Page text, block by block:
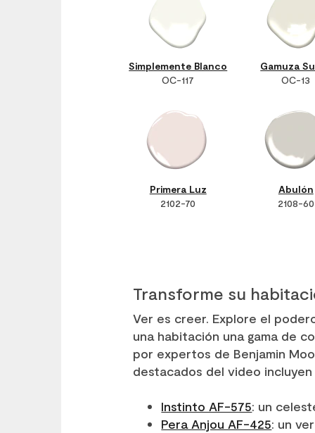
Simplemente Blanco
OC-117
Gamuza
OC-13
Primera Luz
2102-70
Abulón
2108-60
Transforme su
Ver es creer. Explore el
una habitación una gama de
por expertos de Benjamin
destacados del video
Instinto AF-575: un
Pera Anjou AF-425: un